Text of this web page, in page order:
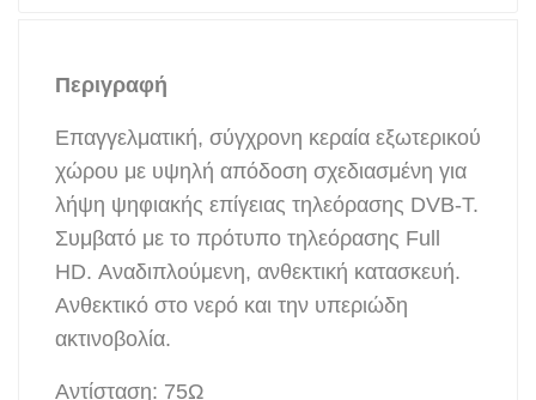
Περιγραφή
Επαγγελματική, σύγχρονη κεραία εξωτερικού
χώρου με υψηλή απόδοση σχεδιασμένη για
λήψη ψηφιακής επίγειας τηλεόρασης DVB-T.
Συμβατό με το πρότυπο τηλεόρασης Full
HD. Αναδιπλούμενη, ανθεκτική κατασκευή.
Ανθεκτικό στο νερό και την υπεριώδη
ακτινοβολία.
Αντίσταση: 75Ω